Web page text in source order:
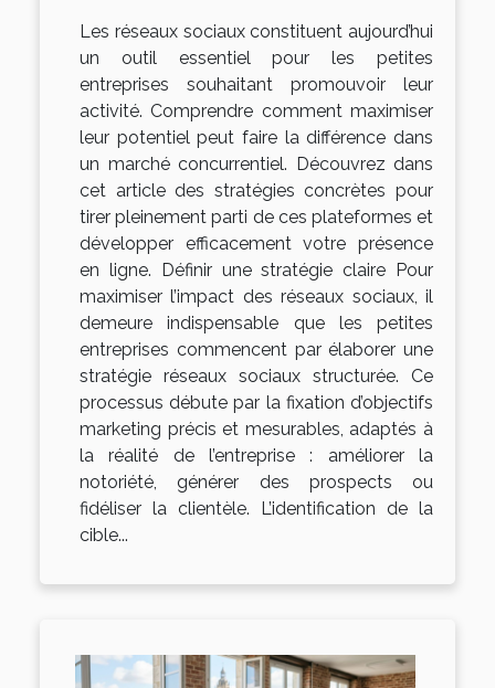
Les réseaux sociaux constituent aujourd’hui
un outil essentiel pour les petites
entreprises souhaitant promouvoir leur
activité. Comprendre comment maximiser
leur potentiel peut faire la différence dans
un marché concurrentiel. Découvrez dans
cet article des stratégies concrètes pour
tirer pleinement parti de ces plateformes et
développer efficacement votre présence
en ligne. Définir une stratégie claire Pour
maximiser l’impact des réseaux sociaux, il
demeure indispensable que les petites
entreprises commencent par élaborer une
stratégie réseaux sociaux structurée. Ce
processus débute par la fixation d’objectifs
marketing précis et mesurables, adaptés à
la réalité de l’entreprise : améliorer la
notoriété, générer des prospects ou
fidéliser la clientèle. L’identification de la
cible...